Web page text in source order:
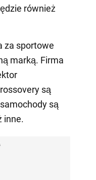
również
za sportowe
marką. Firma
są
są
inne.